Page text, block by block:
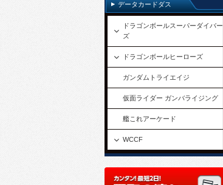
データカードダス
ドラゴンボールスーパーダイバー
ズ
ドラゴンボールヒーローズ
ガンダムトライエイジ
仮面ライダー ガンバライジング
艦これアーケード
WCCF